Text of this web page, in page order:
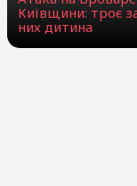
Київщини: троє
них дитина